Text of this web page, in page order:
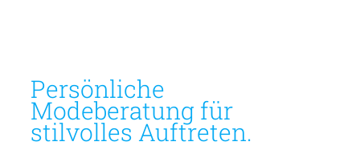
Persönliche
Modeberatung für
stilvolles Auftreten.